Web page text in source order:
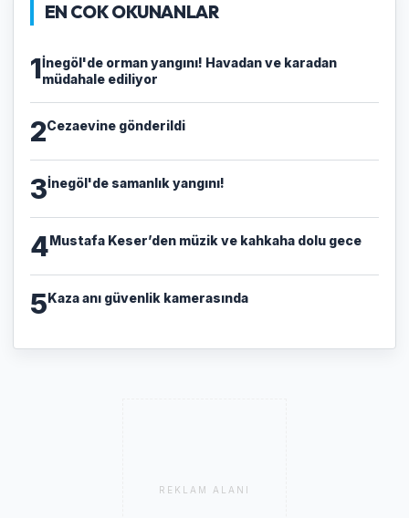
EN COK OKUNANLAR
1İnegöl'de orman yangını! Havadan ve karadan
müdahale ediliyor
2Cezaevine gönderildi
3İnegöl'de samanlık yangını!
4Mustafa Keser’den müzik ve kahkaha dolu gece
5Kaza anı güvenlik kamerasında
REKLAM ALANI